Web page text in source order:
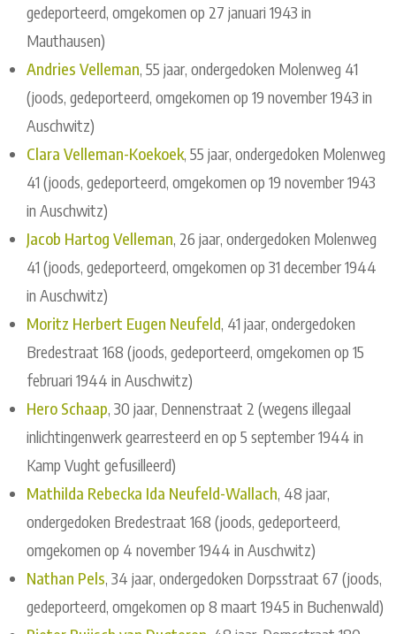
gedeporteerd, omgekomen op 27 januari 1943 in
Mauthausen)
Andries Velleman, 55 jaar, ondergedoken Molenweg 41
(joods, gedeporteerd, omgekomen op 19 november 1943 in
Auschwitz)
Clara Velleman-Koekoek, 55 jaar, ondergedoken Molenweg
41 (joods, gedeporteerd, omgekomen op 19 november 1943
in Auschwitz)
Jacob Hartog Velleman, 26 jaar, ondergedoken Molenweg
41 (joods, gedeporteerd, omgekomen op 31 december 1944
in Auschwitz)
Moritz Herbert Eugen Neufeld, 41 jaar, ondergedoken
Bredestraat 168 (joods, gedeporteerd, omgekomen op 15
februari 1944 in Auschwitz)
Hero Schaap, 30 jaar, Dennenstraat 2 (wegens illegaal
inlichtingenwerk gearresteerd en op 5 september 1944 in
Kamp Vught gefusilleerd)
Mathilda Rebecka Ida Neufeld-Wallach, 48 jaar,
ondergedoken Bredestraat 168 (joods, gedeporteerd,
omgekomen op 4 november 1944 in Auschwitz)
Nathan Pels, 34 jaar, ondergedoken Dorpsstraat 67 (joods,
gedeporteerd, omgekomen op 8 maart 1945 in Buchenwald)